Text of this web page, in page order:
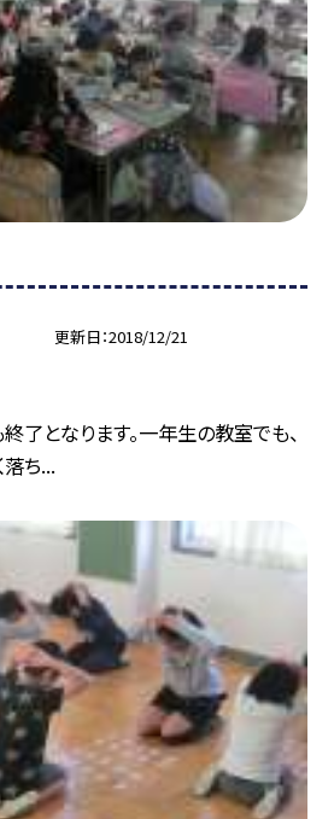
更新日 2018/12/21
了となります。一年生の教室でも、
落ち...